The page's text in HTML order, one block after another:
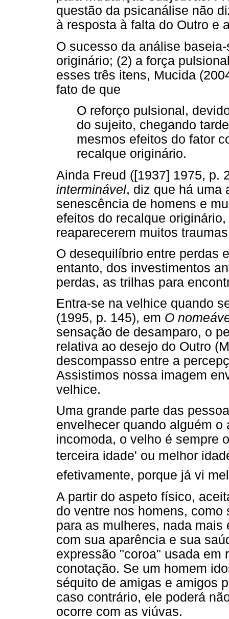
questão da psicanálise não
à resposta à falta do Outro e
O sucesso da análise
originário; (2) a força
esses três itens, Mucida
fato de que
O reforço pulsional,
do sujeito, chegando
mesmos efeitos do fator
recalque originário.
Ainda Freud ([1937] 1975, p.
interminável, diz que há uma
senescência de homens e
efeitos do recalque
reaparecerem muitos
O desequilíbrio entre perdas
entanto, dos investimentos
perdas, as trilhas para
Entra-se na velhice quando
(1995, p. 145), em O
sensação de desamparo, o
relativa ao desejo do Outro
descompasso entre a
Assistimos nossa imagem
velhice.
Uma grande parte das
envelhecer quando alguém
incomoda, o velho é sempre
terceira idade' ou melhor
efetivamente, porque já vi
A partir do aspeto físico,
do ventre nos homens,
para as mulheres, nada
com sua aparência e sua
expressão "coroa" usada em
conotação. Se um homem
séquito de amigas e amigos
caso contrário, ele poderá
ocorre com as viúvas.